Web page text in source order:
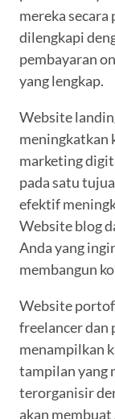
mereka
dilengkapi
pembayaran
yang lengkap.
Website
meningkatkan
marketing
pada satu
efektif
Website blog
Anda yang
membangun
Website
freelancer dan
menampilkan
tampilan yang
terorganisir
akan